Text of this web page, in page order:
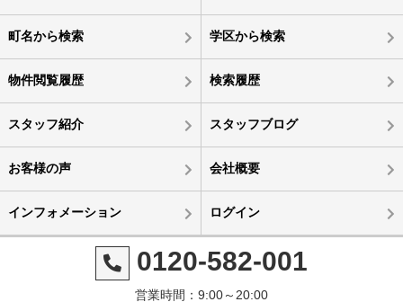
町名から検索 学区から検索
物件閲覧履歴 検索履歴
スタッフ紹介 スタッフブログ
お客様の声 会社概要
インフォメーション ログイン
0120-582-001
営業時間：9:00～20:00